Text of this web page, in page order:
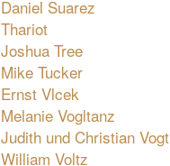
Daniel Suarez
Thariot
Joshua Tree
Mike Tucker
Ernst Vlcek
Melanie Vogltanz
Judith und Christian Vogt
William Voltz